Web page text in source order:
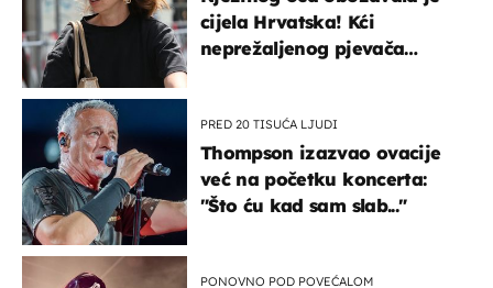
cijela Hrvatska! Kći
neprežaljenog pjevača
PRED 20 TISUĆA LJUDI
Thompson izazvao ovacije
već na početku koncerta:
"Što ću kad sam slab..."
PONOVNO POD POVEĆALOM